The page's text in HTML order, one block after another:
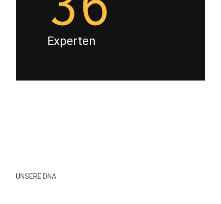
Experten
UNSERE DNA